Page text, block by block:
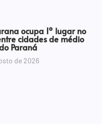
ocupa 1º lugar no
cidades de médio
Paraná
de 2026